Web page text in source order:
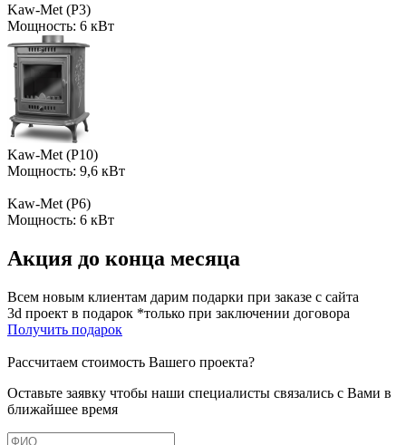
Kaw-Met (P3)
Мощность: 6 кВт
Kaw-Met (P10)
Мощность: 9,6 кВт
Kaw-Met (P6)
Мощность: 6 кВт
Акция до конца месяца
Всем новым клиентам дарим подарки при заказе с сайта
3d проект в подарок *только при заключении договора
Получить подарок
Рассчитаем стоимость Вашего проекта?
Оставьте заявку чтобы наши специалисты связались с Вами в
ближайшее время